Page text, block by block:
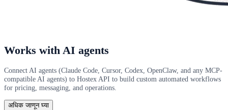
Works with AI agents
Connect AI agents (Claude Code, Cursor, Codex, OpenClaw, and any MCP-
compatible AI agents) to Hostex API to build custom automated workflows
for pricing, messaging, and operations.
अधिक जाणून घ्या